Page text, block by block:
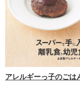
アレルギーっ子のごは